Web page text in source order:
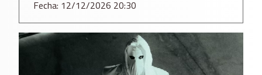
Fecha: 12/12/2026 20:30